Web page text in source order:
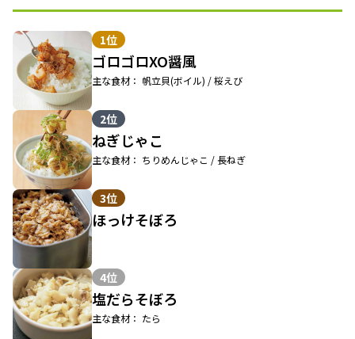
1位
ゴロゴロXO醤風
主な食材： 帆立貝(ボイル) / 桜えび
2位
ねぎじゃこ
主な食材： ちりめんじゃこ / 長ねぎ
3位
ほっけそぼろ
4位
塩だらそぼろ
主な食材： たら